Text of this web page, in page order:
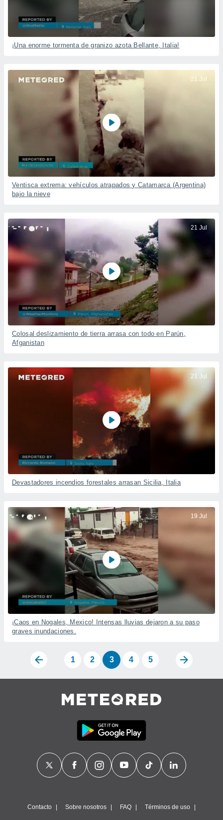
¡Una enorme tormenta de granizo azota Bellante, Italia!
21 Jul
Ventisca extrema: vehículos atrapados y Catamarca (Argentina)
bajo la nieve
21 Jul
Colosal deslizamiento de tierra arrasa con todo en Parún,
Afganistan
21 Jul
Devastadores incendios forestales arrasan Sicilia, Italia
19 Jul
¡Caos en Nogales, Mexico! Intensas lluvias dejaron a su paso
graves inundaciones.
1 2 3 4 5
Contacto Sobre nosotros FAQ Términos de uso